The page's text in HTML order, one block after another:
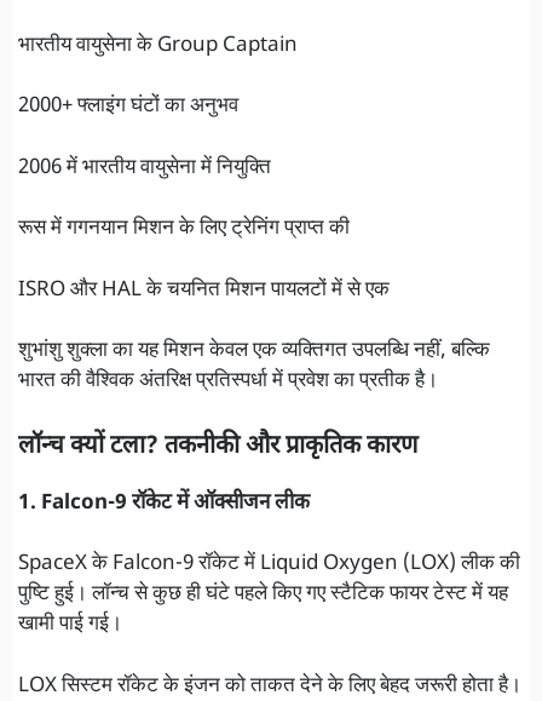
भारतीय वायुसेना के Group Captain
2000+ फ्लाइंग घंटों का अनुभव
2006 में भारतीय वायुसेना में नियुक्ति
रूस में गगनयान मिशन के लिए ट्रेनिंग प्राप्त की
ISRO और HAL के चयनित मिशन पायलटों में से एक
शुभांशु शुक्ला का यह मिशन केवल एक व्यक्तिगत उपलब्धि नहीं, बल्कि
भारत की वैश्विक अंतरिक्ष प्रतिस्पर्धा में प्रवेश का प्रतीक है।
लॉन्च क्यों टला? तकनीकी और प्राकृतिक कारण
1. Falcon-9 रॉकेट में ऑक्सीजन लीक
SpaceX के Falcon-9 रॉकेट में Liquid Oxygen (LOX) लीक की
पुष्टि हुई। लॉन्च से कुछ ही घंटे पहले किए गए स्टैटिक फायर टेस्ट में यह
खामी पाई गई।
LOX सिस्टम रॉकेट के इंजन को ताकत देने के लिए बेहद जरूरी होता है।